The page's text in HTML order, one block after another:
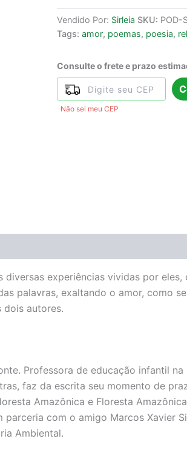
Vendido Por: Sirleia SKU: POD-
Tags: amor, poemas, poesia,
Consulte o frete e prazo
Não sei meu CEP
experiências vividas por
palavras, exaltando o amor, como
dois autores.
Professora de educação infantil
faz da escrita seu momento de
Amazônica e Floresta
com o amigo Marcos Xavier
Ambiental.